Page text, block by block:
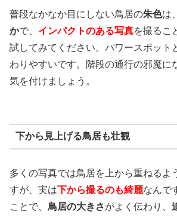
普段なかなか目にしない鳥居の朱色は、
かで、 インパクトのある写真を撮るこ
試してみてください。パワースポット
わりやすいです。階段の通行の邪魔に
気を付けましょう。
下から見上げる鳥居も壮観
多くの写真では鳥居を上から重ねるよ
すが、実は下から撮るのも綺麗なんで
ことで、 鳥居の大きさがよく伝わり、